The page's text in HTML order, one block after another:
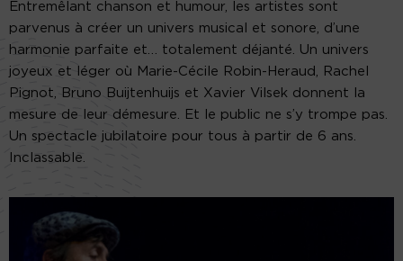
Entremêlant chanson et humour, les artistes sont
parvenus à créer un univers musical et sonore, d’une
harmonie parfaite et… totalement déjanté. Un univers
joyeux et léger où Marie-Cécile Robin-Heraud, Rachel
Pignot, Bruno Buijtenhuijs et Xavier Vilsek donnent la
mesure de leur démesure. Et le public ne s’y trompe pas.
Un spectacle jubilatoire pour tous à partir de 6 ans.
Inclassable.